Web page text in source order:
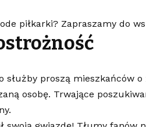
piłkarki? Zapraszamy do
służby proszą mieszkańców
osobę. Trwające